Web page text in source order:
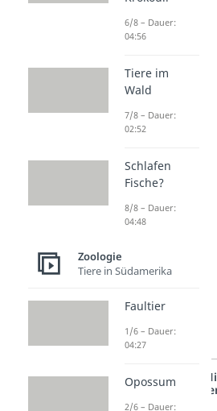
Studyflix vernetzt:
6/8 – Dauer:
04:56
Tiere im
Wald
7/8 – Dauer:
02:52
Schlafen
Fische?
8/8 – Dauer:
04:48
Zoologie
Tiere in Südamerika
Faultier
1/6 – Dauer:
04:27
Opossum
2/6 – Dauer: